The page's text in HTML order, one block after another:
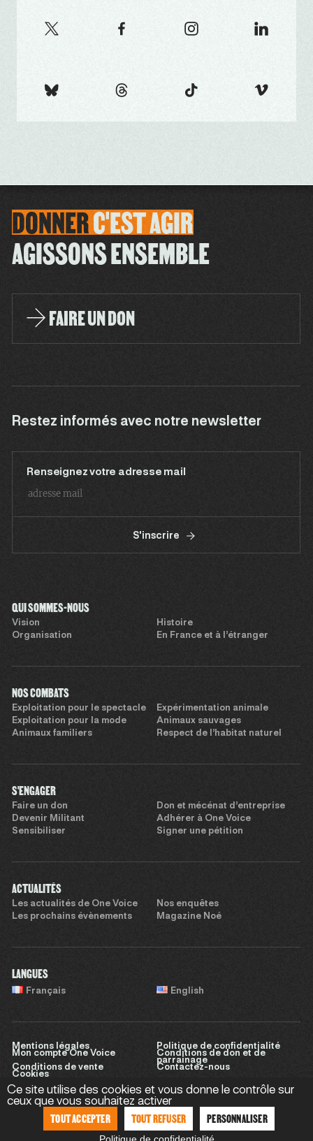
DONNERC'ESTAGIR
AGISSONS ENSEMBLE
FAIRE UN DON
Restez informés avec notre newsletter
Renseignez votre adresse mail
S'inscrire
QUI SOMMES-NOUS
Vision
Histoire
Organisation
En France et à l’étranger
NOS COMBATS
Exploitation pour le spectacle
Expérimentation animale
Exploitation pour la mode
Animaux sauvages
Animaux familiers
Respect de l’habitat naturel
S'ENGAGER
Faire un don
Don et mécénat d’entreprise
Devenir Militant
Adhérer à One Voice
Sensibiliser
Signer une pétition
ACTUALITÉS
Les actualités de One Voice
Nos enquêtes
Les prochains évènements
Magazine Noé
LANGUES
Français English
Mentions légales
Politique de confidentialité
Mon compte One Voice
Conditions de don et de
parrainage
Conditions de vente
Contactez-nous
Cookies
Site réalisé parSweet Punk
Ce site utilise des cookies et vous donne le contrôle sur
ceux que vous souhaitez activer
TOUT ACCEPTER TOUT REFUSER PERSONNALISER